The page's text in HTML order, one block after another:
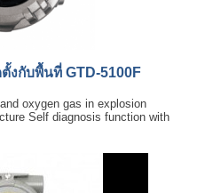
งกับพื้นที่ GTD-5100F
oxygen gas in explosion
Self diagnosis function with